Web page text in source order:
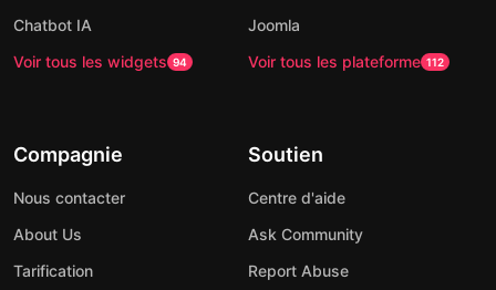
Chatbot IA
Voir tous les widgets 94
Joomla
Voir tous les plateforme 112
Compagnie
Nous contacter
About Us
Tarification
Soutien
Centre d'aide
Ask Community
Report Abuse